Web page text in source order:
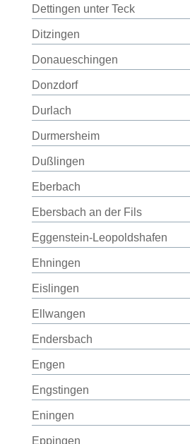
Dettingen unter Teck
Ditzingen
Donaueschingen
Donzdorf
Durlach
Durmersheim
Dußlingen
Eberbach
Ebersbach an der Fils
Eggenstein-Leopoldshafen
Ehningen
Eislingen
Ellwangen
Endersbach
Engen
Engstingen
Eningen
Eppingen